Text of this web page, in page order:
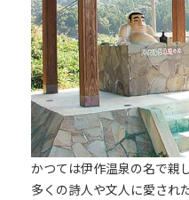
かつては伊作温泉の名で親
多くの詩人や文人に愛され